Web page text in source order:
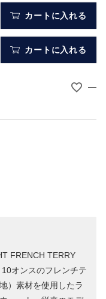
カートに入れる
カートに入れる
—
FRENCH TERRY
オンスのフレンチテ
）素材を使用したラ